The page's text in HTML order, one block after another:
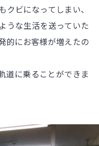
ビになってしまい、
うな生活を送っていた
的にお客様が増えたの
道に乗ることができま